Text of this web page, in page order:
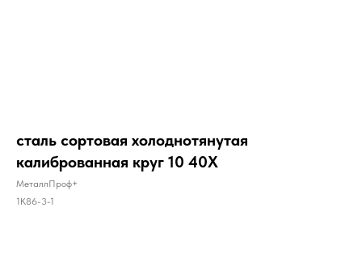
сталь сортовая холоднотянутая
калиброванная круг 10 40Х
МеталлПроф+
1K86-3-1